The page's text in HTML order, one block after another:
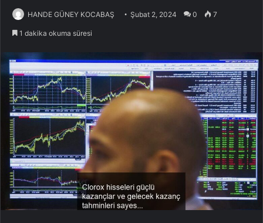
HANDE GÜNEY KOCABAŞ Şubat 2, 2024 0 7
1 dakika okuma süresi